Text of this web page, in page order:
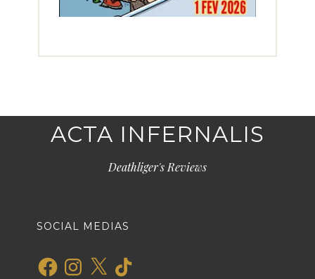
ACTA INFERNALIS
Deathliger's Reviews
SOCIAL MEDIAS
FacebookInstagram
X TikTok